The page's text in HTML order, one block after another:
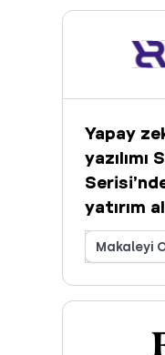
Yapay
yazılımı
yatırım
Makaleyi